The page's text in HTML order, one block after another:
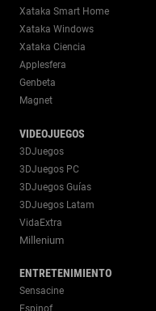
Xataka Smart Home
Xataka Windows
Xataka Ciencia
Applesfera
Genbeta
Magnet
VIDEOJUEGOS
3DJuegos
3DJuegos PC
3DJuegos Guías
3DJuegos Latam
VidaExtra
Millenium
ENTRETENIMIENTO
Sensacine
Espinof